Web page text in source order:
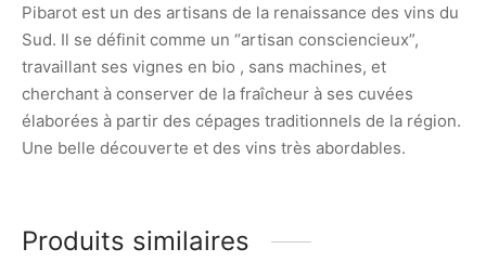
Pibarot est un des artisans de la renaissance des vins du
Sud. Il se définit comme un “artisan consciencieux”,
travaillant ses vignes en bio , sans machines, et
cherchant à conserver de la fraîcheur à ses cuvées
élaborées à partir des cépages traditionnels de la région.
Une belle découverte et des vins très abordables.
Produits similaires